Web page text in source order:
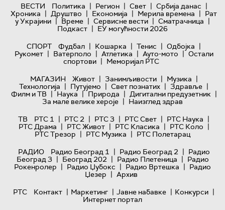
ВЕСТИ Политика | Регион | Свет | Србија данас |
Хроника | Друштво | Економија | Мерила времена | Рат
у Украјини | Време | Сервисне вести | Сматрачница |
Подкаст | ЕУ могућности 2026
СПОРТ
Фудбал | Кошарка | Тенис | Одбојка |
Рукомет | Ватерполо | Атлетика | Ауто-мото | Остали
спортови | Меморијал РТС
МАГАЗИН
Живот | Занимљивости | Музика |
Технологијa | Путујемо | Свет познатих | Здравље |
Филм и ТВ | Наука | Природа | Дигитални предузетник |
За мале велике хероје | Наизглед здрав
ТВ
РТС 1 | РТС 2 | РТС 3 | РТС Свет | РТС Наука |
РТС Драма | РТС Живот | РТС Класика | РТС Коло |
РТС Трезор | РТС Музика | РТС Полетарац
РАДИО
Радио Београд 1 | Радио Београд 2 | Радио
Београд 3 | Београд 202 | Радио Плетеница | Радио
Рокенролер | Радио Џубокс | Радио Вртешка | Радио
Џезер | Архив
РТС
Контакт | Маркетинг | Јавне набавке | Конкурси |
Интернет портал